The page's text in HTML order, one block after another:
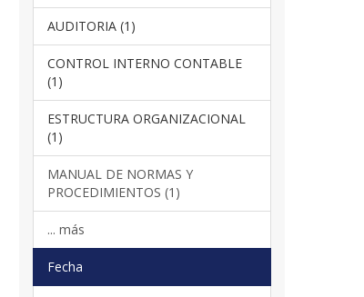
AUDITORIA (1)
CONTROL INTERNO CONTABLE
(1)
ESTRUCTURA ORGANIZACIONAL
(1)
MANUAL DE NORMAS Y
PROCEDIMIENTOS (1)
... más
Fecha